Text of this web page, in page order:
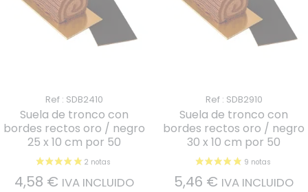
Ref : SDB2410
Suela de tronco con
bordes rectos oro / negro
25 x 10 cm por 50
4,58 € IVA INCLUIDO
Ref : SDB2910
Suela de tronco con
bordes rectos oro / negro
30 x 10 cm por 50
5,46 € IVA INCLUIDO